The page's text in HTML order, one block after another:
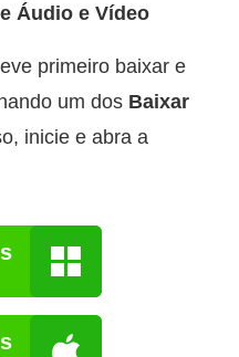
Áudio e Vídeo
primeiro baixar e
um dos Baixar
inicie e abra a